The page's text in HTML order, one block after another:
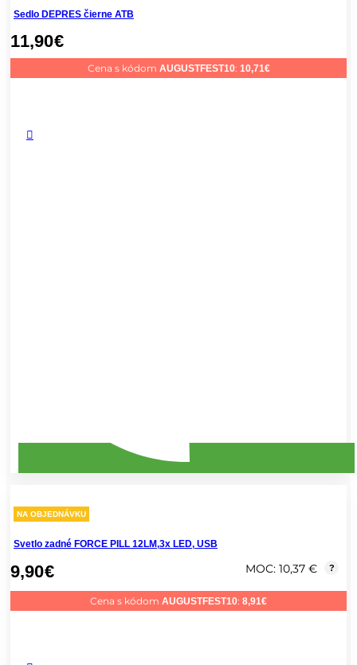
Sedlo DEPRES čierne ATB
11,90€
Cena s kódom AUGUSTFEST10: 10,71€
NA OBJEDNÁVKU
Svetlo zadné FORCE PILL 12LM,3x LED, USB
9,90€ MOC: 10,37 € ?
Cena s kódom AUGUSTFEST10: 8,91€